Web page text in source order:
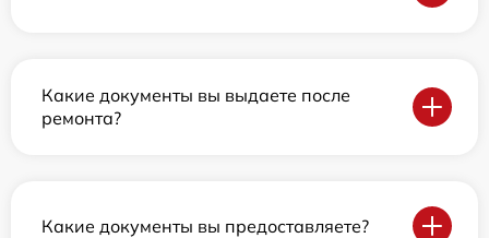
Какие документы вы выдаете после
ремонта?
Какие документы вы предоставляете?